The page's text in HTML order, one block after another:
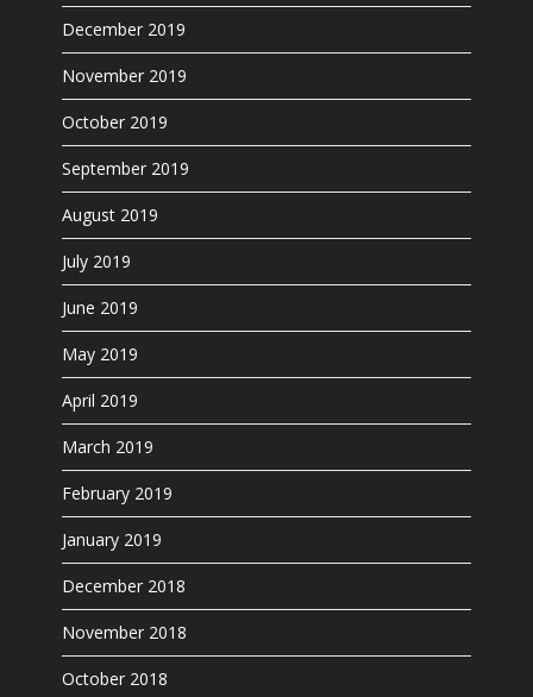
December 2019
November 2019
October 2019
September 2019
August 2019
July 2019
June 2019
May 2019
April 2019
March 2019
February 2019
January 2019
December 2018
November 2018
October 2018